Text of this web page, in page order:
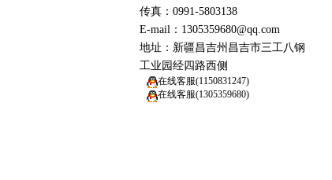
传真：0991-5803138
E-mail：1305359680@qq.com
地址：新疆昌吉州昌吉市三工八钢
工业园经四路西侧
在线客服(1150831247)
在线客服(1305359680)